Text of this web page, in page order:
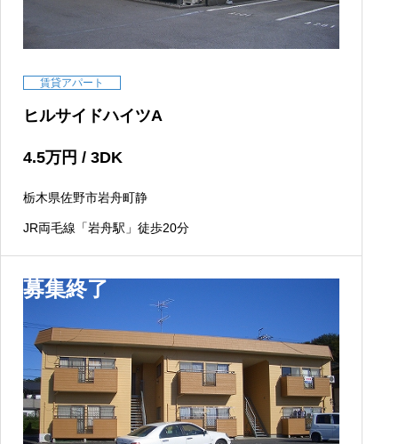
賃貸アパート
ヒルサイドハイツA
4.5万円 / 3DK
栃木県佐野市岩舟町静
JR両毛線「岩舟駅」徒歩20分
募集終了